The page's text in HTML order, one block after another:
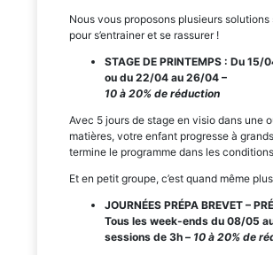
Nous vous proposons plusieurs solutions
pour s’entrainer et se rassurer !
STAGE DE PRINTEMPS : Du 15/
ou du 22/04 au 26/04 –
10 à 20% de réduction
Avec 5 jours de stage en visio dans une
matières, votre enfant progresse à
termine le programme dans les
Et en petit groupe, c’est quand même
JOURNÉES PRÉPA BREVET –
Tous les week-ends du 08/05
sessions de 3h – 10 à 20% de